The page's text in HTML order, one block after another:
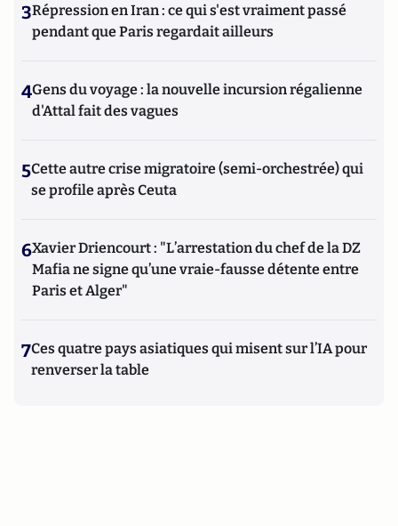
3Répression en Iran : ce qui s'est vraiment passé
pendant que Paris regardait ailleurs
4Gens du voyage : la nouvelle incursion régalienne
d'Attal fait des vagues
5Cette autre crise migratoire (semi-orchestrée) qui
se profile après Ceuta
6Xavier Driencourt : "L’arrestation du chef de la DZ
Mafia ne signe qu’une vraie-fausse détente entre
Paris et Alger"
7Ces quatre pays asiatiques qui misent sur l’IA pour
renverser la table